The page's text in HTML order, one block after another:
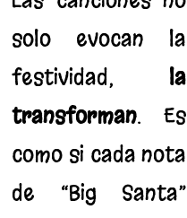
solo evocan la
festividad; la
transforman. Es
como si cada nota
de “Big Santa”